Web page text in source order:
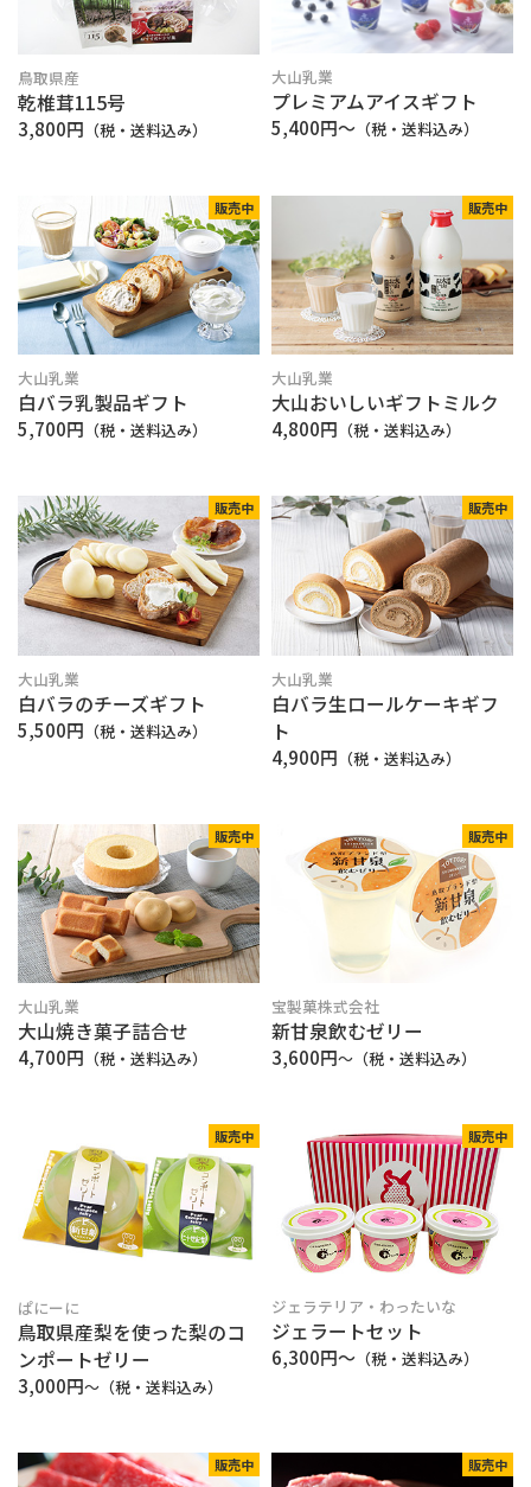
鳥取県産
乾椎茸115号
3,800円 （税・送料込み）
大山乳業
プレミアムアイスギフト
5,400円～ （税・送料込み）
販売中
大山乳業
白バラ乳製品ギフト
5,700円 （税・送料込み）
販売中
大山乳業
大山おいしいギフトミルク
4,800円 （税・送料込み）
販売中
大山乳業
白バラのチーズギフト
5,500円 （税・送料込み）
販売中
大山乳業
白バラ生ロールケーキギフ
ト
4,900円 （税・送料込み）
販売中
大山乳業
大山焼き菓子詰合せ
4,700円 （税・送料込み）
販売中
宝製菓株式会社
新甘泉飲むゼリー
3,600円〜（税・送料込み）
販売中
ぱにーに
鳥取県産梨を使った梨のコ
ンポートゼリー
3,000円〜（税・送料込み）
販売中
ジェラテリア・わったいな
ジェラートセット
6,300円～ （税・送料込み）
販売中 販売中